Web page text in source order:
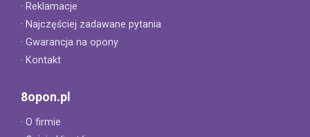
· Reklamacje
· Najczęściej zadawane pytania
· Gwarancja na opony
· Kontakt
8opon.pl
· O firmie